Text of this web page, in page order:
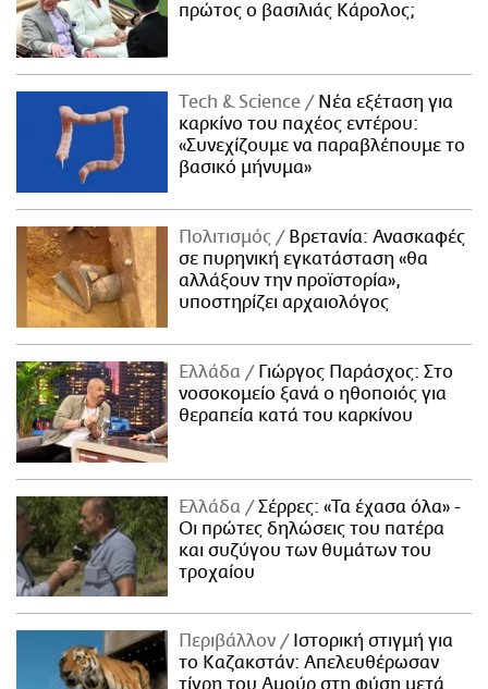
πρώτος ο βασιλιάς Κάρολος;
Τech & Science
Νέα εξέταση για
καρκίνο του παχέος εντέρου:
«Συνεχίζουμε να παραβλέπουμε το
βασικό μήνυμα»
Πολιτισμός
Βρετανία: Ανασκαφές
σε πυρηνική εγκατάσταση «θα
αλλάξουν την προϊστορία»,
υποστηρίζει αρχαιολόγος
Ελλάδα
Γιώργος Παράσχος: Στο
νοσοκομείο ξανά ο ηθοποιός για
θεραπεία κατά του καρκίνου
Ελλάδα
Σέρρες: «Τα έχασα όλα» -
Οι πρώτες δηλώσεις του πατέρα
και συζύγου των θυμάτων του
τροχαίου
Περιβάλλον
Ιστορική στιγμή για
το Καζακστάν: Απελευθέρωσαν